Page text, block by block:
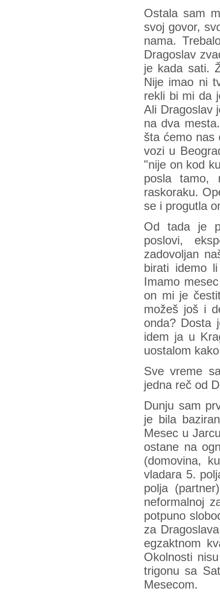
Ostala sam
svoj govor,
nama.
Dragoslav
je kada sati.
Nije imao ni
rekli bi mi da
Ali Dragoslav
na dva
šta ćemo nas
vozi u
"nije on kod
posla tamo,
raskoraku.
se i progutla
Od tada je
poslovi,
zadovoljan
birati idemo
Imamo
on mi je
možeš još i
onda? Dosta
idem ja u
uostalom
Sve vreme
jedna reč od
Dunju sam
je bila
Mesec u
ostane na
(domovina,
vladara 5.
polja
neformalnoj
potpuno
za
egzaktnom
Okolnosti
trigonu sa
Mesecom.